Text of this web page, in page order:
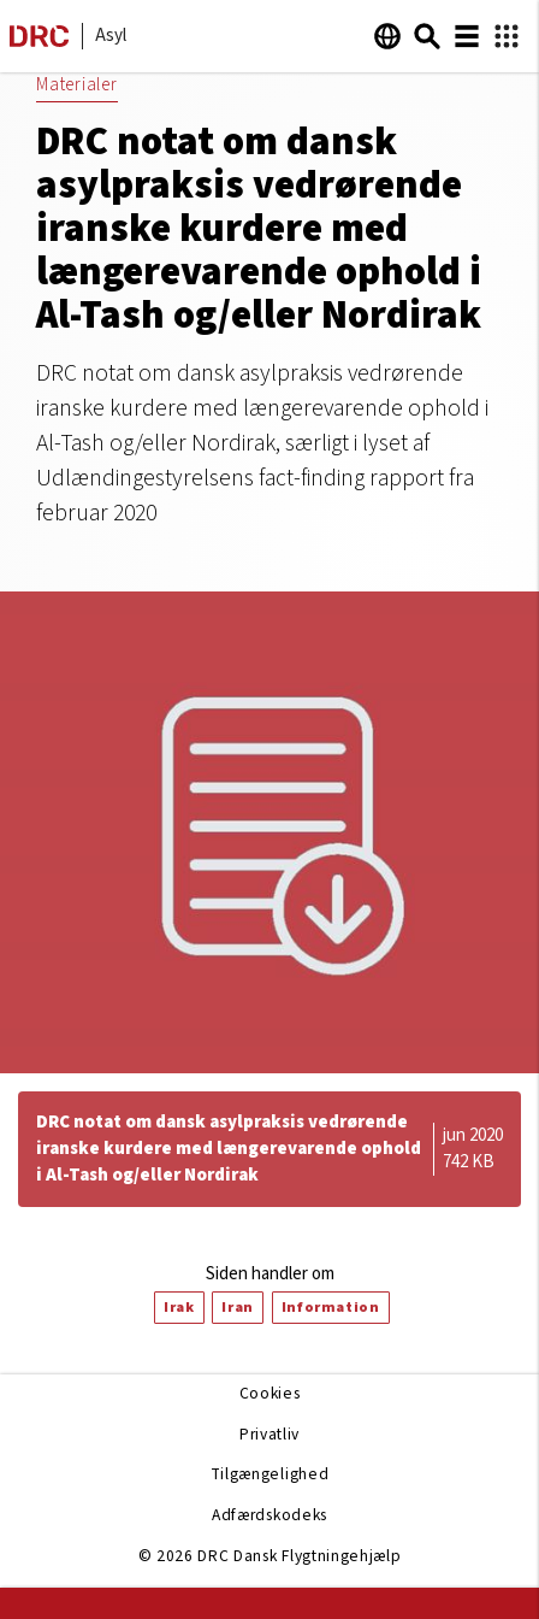
Asyl
Materialer
DRC notat om dansk
asylpraksis vedrørende
iranske kurdere med
længerevarende ophold i
Al-Tash og/eller Nordirak
DRC notat om dansk asylpraksis vedrørende
iranske kurdere med længerevarende ophold i
Al-Tash og/eller Nordirak, særligt i lyset af
Udlændingestyrelsens fact-finding rapport fra
februar 2020
DRC notat om dansk asylpraksis vedrørende
iranske kurdere med længerevarende ophold
i Al-Tash og/eller Nordirak
jun 2020
742 KB
Siden handler om
Irak Iran Information
© 2026 DRC Dansk Flygtningehjælp
Cookies
Privatliv
Tilgængelighed
Adfærdskodeks